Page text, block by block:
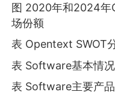
图 2020年和2024年
场份额
表 Opentext SWOT
表 Software基本情况
表 Software主要产